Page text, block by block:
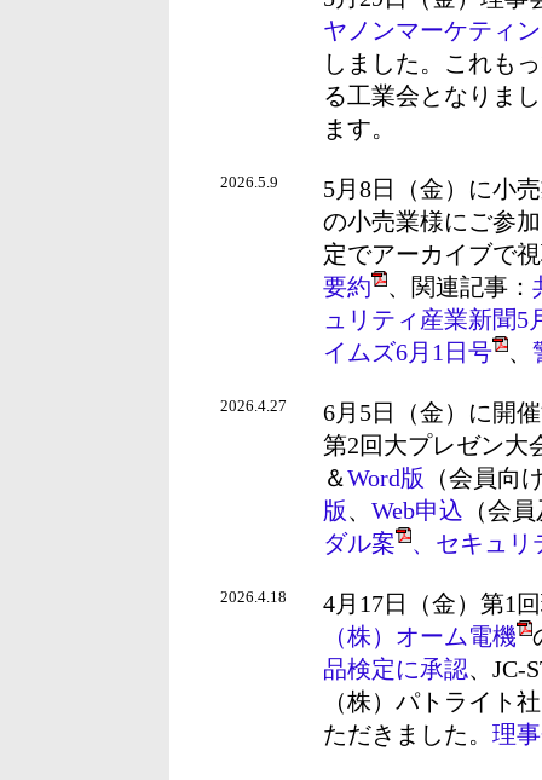
ヤノンマーケティ
しました。これも
る工業会となりま
ます。
2026.5.9
5月8日（金）に小
の小売業様にご参
定でアーカイブで
要約
、関連記事：
ュリティ産業新聞5
イムズ6月1日号
、
2026.4.27
6月5日（金）に開
第2回大プレゼン大
＆Word版 （会員向
版、 Web申込 （会
ダル案
、セキュリ
2026.4.18
4月17日（金）第1
（株）オーム電機
品検定に承認、JC-
（株）パトライト
ただきました。 理